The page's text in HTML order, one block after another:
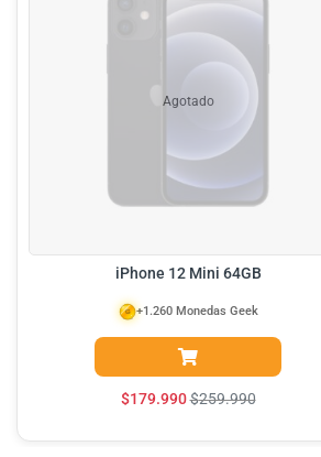
Agotado
iPhone 12 Mini 64GB
$179.990$259.990
+1.260 Monedas Geek